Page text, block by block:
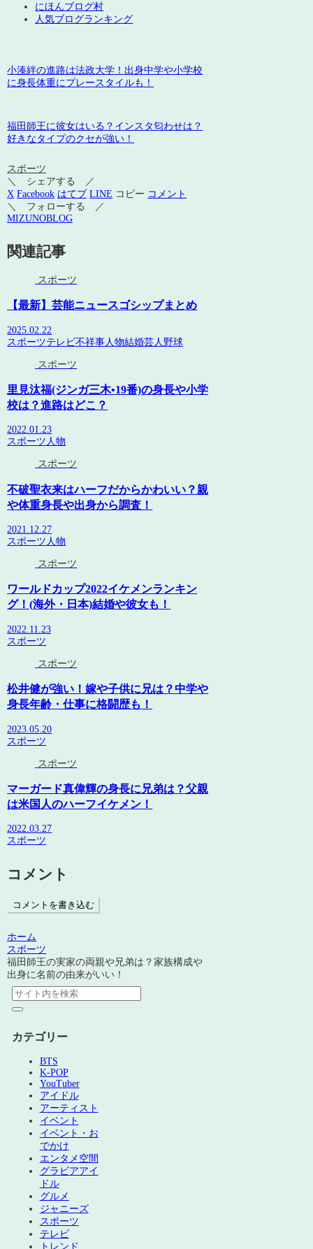
にほんブログ村
人気ブログランキング
小湊絆の進路は法政大学！出身中学や小学校
に身長体重にプレースタイルも！
福田師王に彼女はいる？インスタ匂わせは？
好きなタイプのクセが強い！
スポーツ
＼ シェアする ／
X Facebook はてブ LINE コピー コメント
＼ フォローする ／
MIZUNOBLOG
関連記事
スポーツ
【最新】芸能ニュースゴシップまとめ
2025.02.22
スポーツテレビ不祥事 人物結婚芸人 野球
スポーツ
里見汰福(ジンガ三木•19番)の身長や小学
校は？進路はどこ？
2022.01.23
スポーツ 人物
スポーツ
不破聖衣来はハーフだからかわいい？親
や体重身長や出身から調査！
2021.12.27
スポーツ 人物
スポーツ
ワールドカップ2022イケメンランキン
グ！(海外・日本)結婚や彼女も！
2022.11.23
スポーツ
スポーツ
松井健が強い！嫁や子供に兄は？中学や
身長年齢・仕事に格闘歴も！
2023.05.20
スポーツ
スポーツ
マーガード真偉輝の身長に兄弟は？父親
は米国人のハーフイケメン！
2022.03.27
スポーツ
コメント
コメントを書き込む
ホーム
スポーツ
福田師王の実家の両親や兄弟は？家族構成や
出身に名前の由来がいい！
カテゴリー
BTS
K-POP
YouTuber
アイドル
アーティスト
イベント
イベント・お
でかけ
エンタメ空間
グラビアアイ
ドル
グルメ
ジャニーズ
スポーツ
テレビ
トレンド